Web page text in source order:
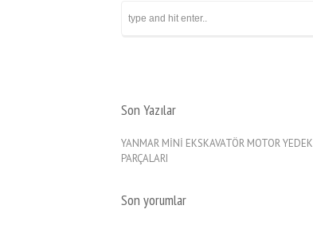
Son Yazılar
YANMAR MİNİ EKSKAVATÖR MOTOR YEDEK
PARÇALARI
Son yorumlar